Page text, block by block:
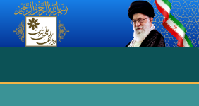
انتقال به محتوای اصلی